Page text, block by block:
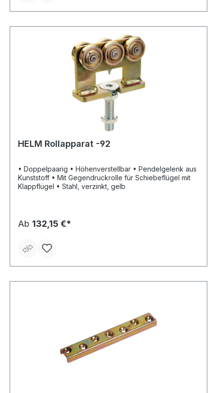
HELM Rollapparat -92
• Doppelpaarig • Höhenverstellbar • Pendelgelenk aus
Kunststoff • Mit Gegendruckrolle für Schiebeflügel mit
Klappflügel • Stahl, verzinkt, gelb
Ab 132,15 €*